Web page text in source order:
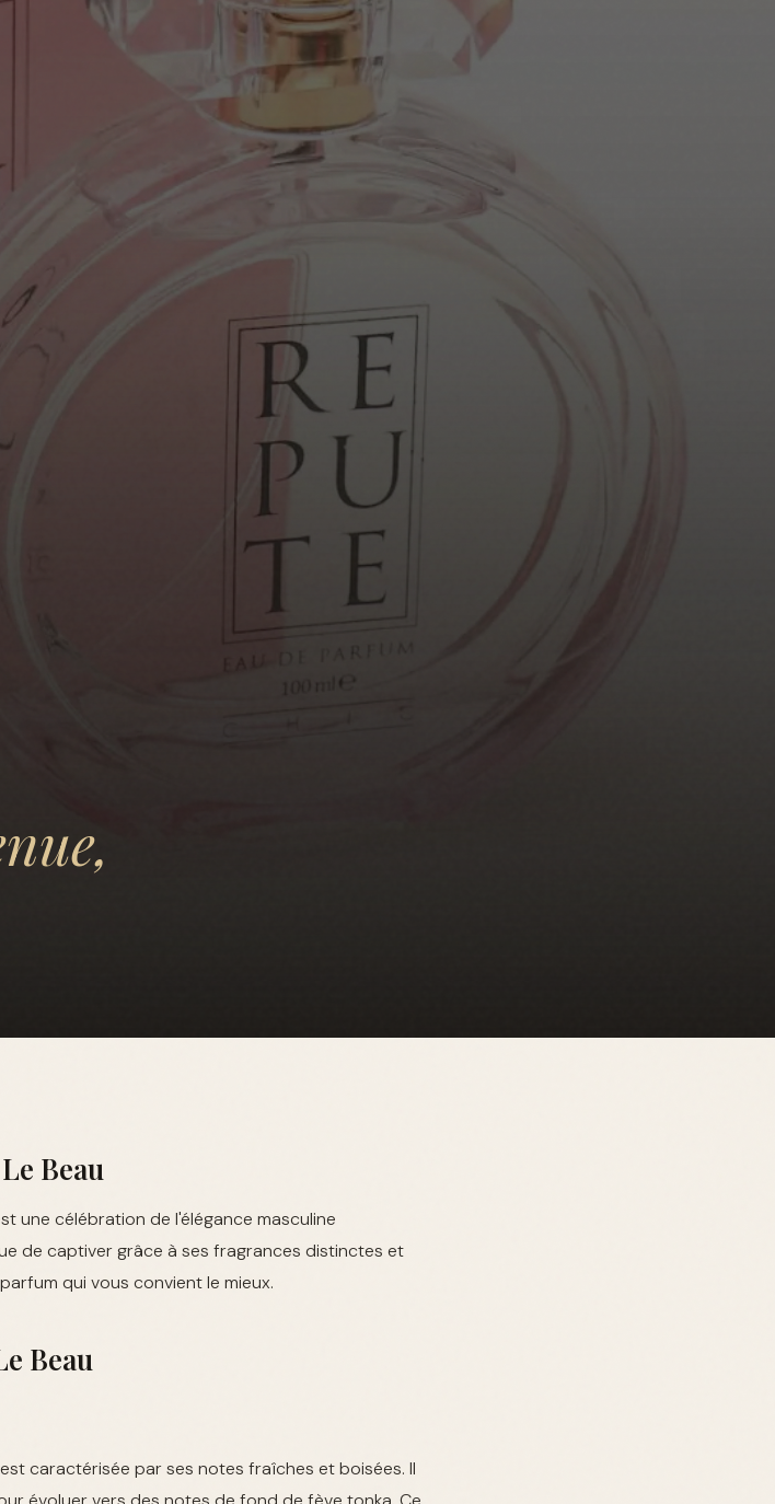
Beau
une célébration de l'élégance masculine
de captiver grâce à ses fragrances distinctes et
qui vous convient le mieux.
Beau
caractérisée par ses notes fraîches et boisées. Il